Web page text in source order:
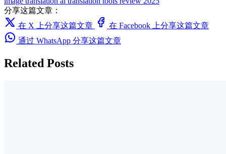
分享这篇文章：
在 X 上分享这篇文章
在 Facebook 上分享这篇文章
通过 WhatsApp 分享这篇文章
Related Posts